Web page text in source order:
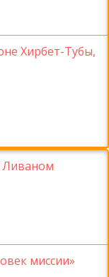
Хирбет-Тубы,
Ливаном
миссии»